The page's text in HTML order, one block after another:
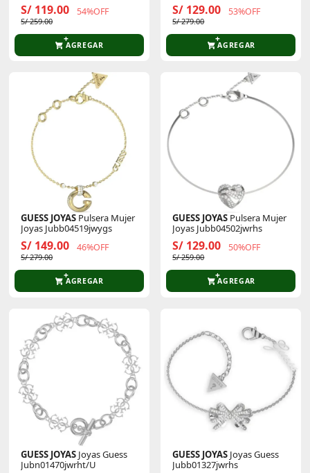
S/ 119.00 54%OFF
S/ 259.00
AGREGAR
S/ 129.00 53%OFF
S/ 279.00
AGREGAR
GUESS JOYAS Pulsera Mujer
Joyas Jubb04519jwygs
S/ 149.00 46%OFF
S/ 279.00
AGREGAR
GUESS JOYAS Pulsera Mujer
Joyas Jubb04502jwrhs
S/ 129.00 50%OFF
S/ 259.00
AGREGAR
GUESS JOYAS Joyas Guess
Jubn01470jwrht/U
GUESS JOYAS Joyas Guess
Jubb01327jwrhs